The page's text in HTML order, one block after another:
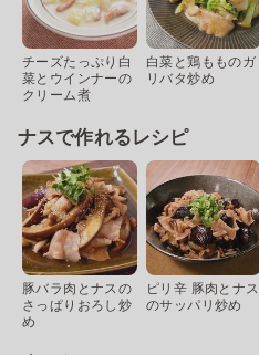
チーズたっぷり白
菜とウインナーの
クリーム煮
白菜と鶏もものガ
リバタ炒め
ナスで作れるレシピ
豚バラ肉とナスの
さっぱりおろし炒
め
ピリ辛 豚肉とナス
のサッパリ炒め